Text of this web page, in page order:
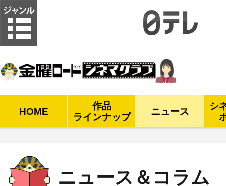
HOME
作品
ラインナップ
ニュース
シ
ニュース＆コラム